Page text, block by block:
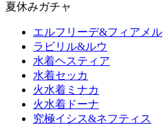
夏休みガチャ
エルフリーデ&フィアメル
ラビリル&ルウ
水着ヘスティア
水着セッカ
火水着ミナカ
火水着ドーナ
究極イシス&ネフティス